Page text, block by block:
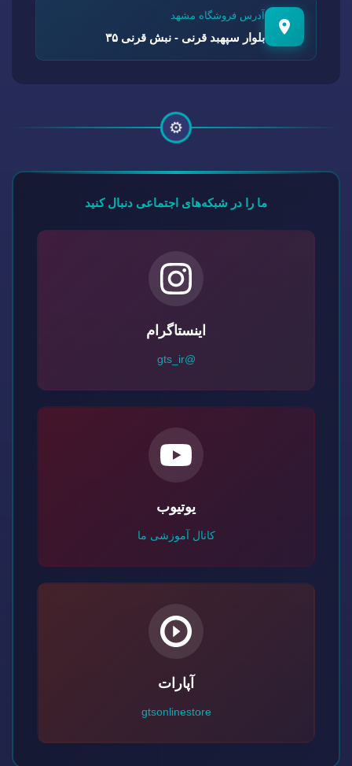
آدرس فروشگاه مشهد
بلوار سپهبد قرنی - نبش قرنی ۳۵
⚙️
ما را در شبکه‌های اجتماعی دنبال کنید
اینستاگرام
@gts_ir
یوتیوب
کانال آموزشی ما
آپارات
gtsonlinestore